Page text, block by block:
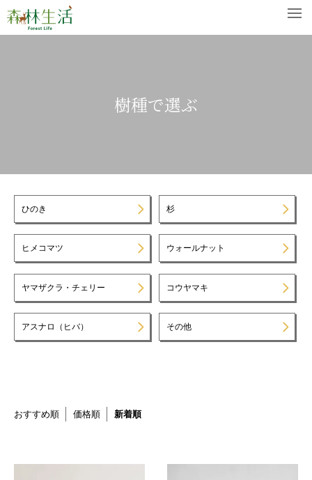
樹種で選ぶ
ひのき 杉
ヒメコマツ ウォールナット
ヤマザクラ・チェリー コウヤマキ
アスナロ（ヒバ） その他
おすすめ順 価格順 新着順